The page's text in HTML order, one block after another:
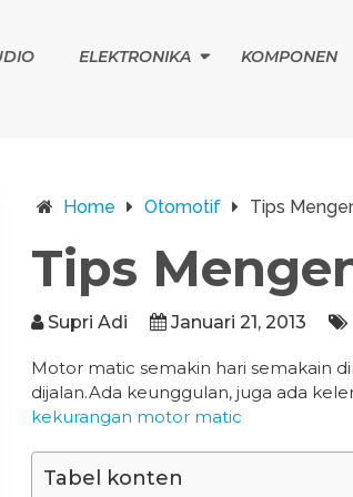
ELEKTRONIKA KOMPONEN
Home Otomotif Tips
Tips
Supri Adi Januari 21, 2013
Motor matic semakin hari semakain
dijalan.Ada keunggulan, juga ada
kekurangan motor matic
Tabel konten